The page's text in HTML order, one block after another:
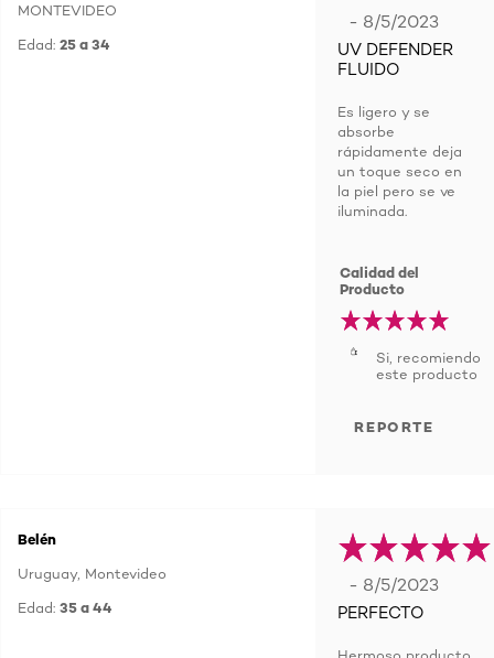
MONTEVIDEO
Edad: 25 a 34
- 8/5/2023
UV DEFENDER
FLUIDO
Es ligero y se
absorbe
rápidamente deja
un toque seco en
la piel pero se ve
iluminada.
Calidad del
Producto
Si, recomiendo
este producto
REPORTE
Belén
Uruguay, Montevideo
Edad: 35 a 44
- 8/5/2023
PERFECTO